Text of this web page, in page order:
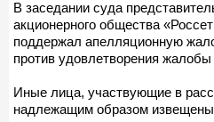
В заседании суда
акционерного общества
поддержал апелляционную
против удовлетворения
Иные лица, участвующие в
надлежащим образом